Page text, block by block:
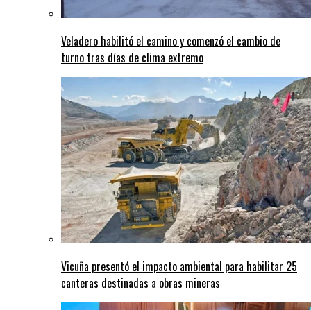
Veladero habilitó el camino y comenzó el cambio de
turno tras días de clima extremo
Vicuña presentó el impacto ambiental para habilitar 25
canteras destinadas a obras mineras